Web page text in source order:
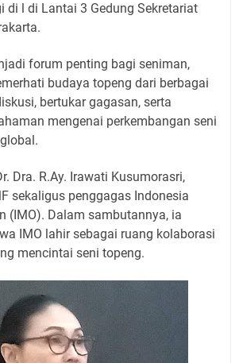
l di Lantai 3 Gedung Sekretariat
forum penting bagi seniman,
budaya topeng dari berbagai
bertukar gagasan, serta
mengenai perkembangan seni
Dra. R.Ay. Irawati Kusumorasri,
sekaligus penggagas Indonesia
(IMO). Dalam sambutannya, ia
IMO lahir sebagai ruang kolaborasi
mencintai seni topeng.